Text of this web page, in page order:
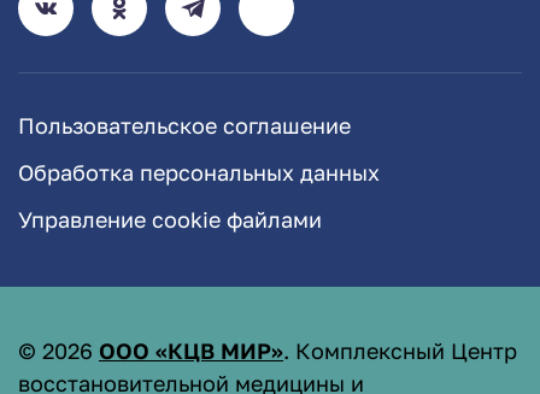
Пользовательское соглашение
Обработка персональных данных
Управление cookie файлами
© 2026 ООО «КЦВ МИР». Комплексный Центр
восстановительной медицины и